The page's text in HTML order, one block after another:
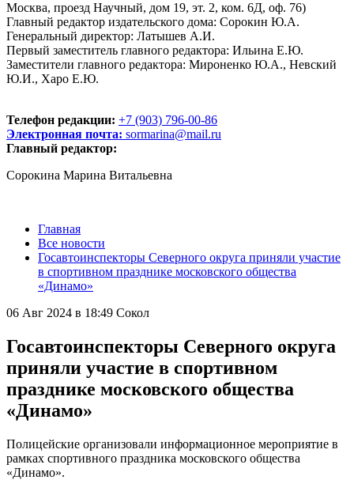
Москва, проезд Научный, дом 19, эт. 2, ком. 6Д, оф. 76)
Главный редактор издательского дома: Сорокин Ю.А.
Генеральный директор: Латышев А.И.
Первый заместитель главного редактора: Ильина Е.Ю.
Заместители главного редактора: Мироненко Ю.А., Невский
Ю.И., Харо Е.Ю.
Телефон редакции: +7 (903) 796-00-86
Электронная почта: sormarina@mail.ru
Главный редактор:
Сорокина Марина Витальевна
Главная
Все новости
Госавтоинспекторы Северного округа приняли участие
в спортивном празднике московского общества
«Динамо»
06 Авг 2024 в 18:49 Сокол
Госавтоинспекторы Северного округа
приняли участие в спортивном
празднике московского общества
«Динамо»
Полицейские организовали информационное мероприятие в
рамках спортивного праздника московского общества
«Динамо».